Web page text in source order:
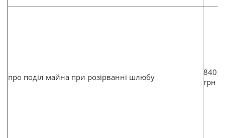
про поділ майна при розірванні шлюбу
грн